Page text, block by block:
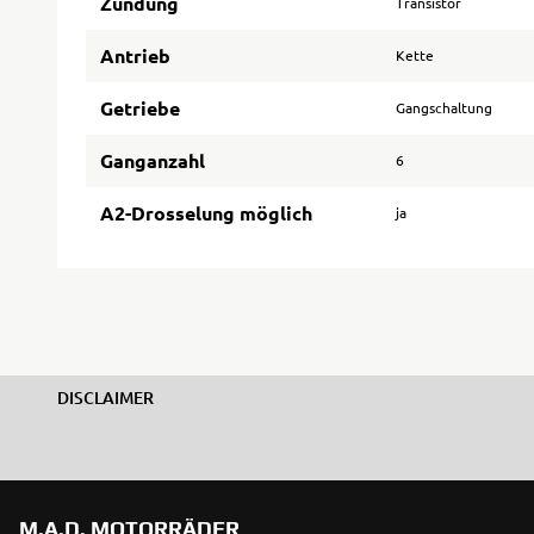
Antrieb Kette
Getriebe Gangschaltung
Ganganzahl 6
A2-Drosselung möglich ja
DISCLAIMER
M.A.D. MOTORRÄDER